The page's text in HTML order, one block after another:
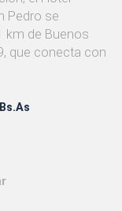
Pedro se
km de Buenos
que conecta con